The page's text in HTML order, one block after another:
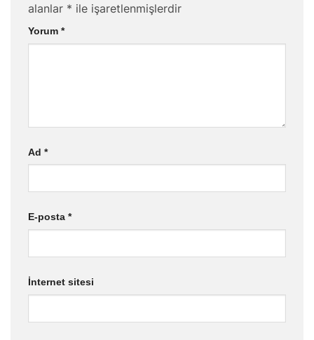
alanlar * ile işaretlenmişlerdir
Yorum *
Ad *
E-posta *
İnternet sitesi